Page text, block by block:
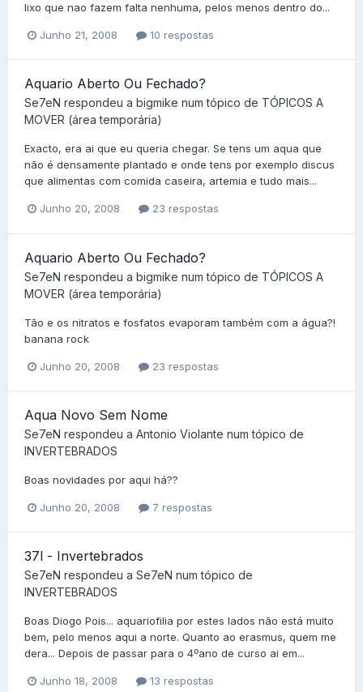
lixo que nao fazem falta nenhuma, pelos menos dentro do...
Junho 21, 2008 10 respostas
Aquario Aberto Ou Fechado?
Se7eN respondeu a bigmike num tópico de TÓPICOS A
MOVER (área temporária)
Exacto, era ai que eu queria chegar. Se tens um aqua que
não é densamente plantado e onde tens por exemplo discus
que alimentas com comida caseira, artemia e tudo mais...
Junho 20, 2008 23 respostas
Aquario Aberto Ou Fechado?
Se7eN respondeu a bigmike num tópico de TÓPICOS A
MOVER (área temporária)
Tão e os nitratos e fosfatos evaporam também com a água?!
banana rock
Junho 20, 2008 23 respostas
Aqua Novo Sem Nome
Se7eN respondeu a Antonio Violante num tópico de
INVERTEBRADOS
Boas novidades por aqui há??
Junho 20, 2008 7 respostas
37l - Invertebrados
Se7eN respondeu a Se7eN num tópico de
INVERTEBRADOS
Boas Diogo Pois... aquariofilia por estes lados não está muito
bem, pelo menos aqui a norte. Quanto ao erasmus, quem me
dera... Depois de passar para o 4ºano de curso ai em...
Junho 18, 2008 13 respostas